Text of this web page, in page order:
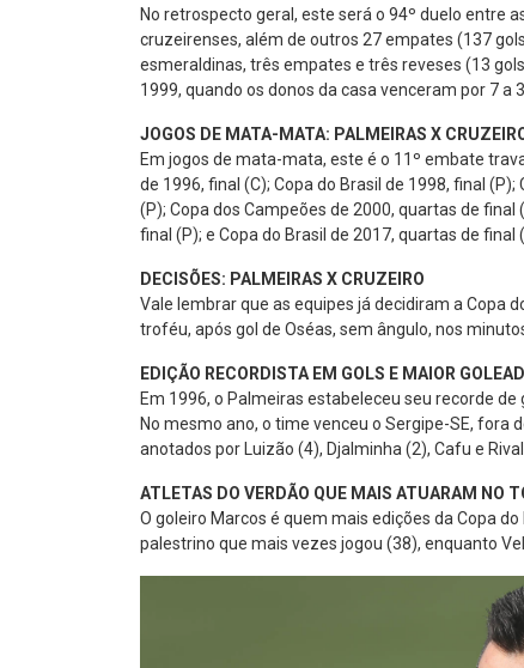
No retrospecto geral, este será o 94º duelo entre
cruzeirenses, além de outros 27 empates (137
esmeraldinas, três empates e três reveses (13
1999, quando os donos da casa venceram por 7 a
JOGOS DE MATA-MATA: PALMEIRAS X
Em jogos de mata-mata, este é o 11º embate
de 1996, final (C); Copa do Brasil de 1998, final
(P); Copa dos Campeões de 2000, quartas de
final (P); e Copa do Brasil de 2017, quartas de final
DECISÕES: PALMEIRAS X CRUZEIRO
Vale lembrar que as equipes já decidiram a Copa
troféu, após gol de Oséas, sem ângulo, nos
EDIÇÃO RECORDISTA EM GOLS E MAIOR
Em 1996, o Palmeiras estabeleceu seu recorde
No mesmo ano, o time venceu o Sergipe-SE,
anotados por Luizão (4), Djalminha (2), Cafu e
ATLETAS DO VERDÃO QUE MAIS ATUARAM NO
O goleiro Marcos é quem mais edições da Copa
palestrino que mais vezes jogou (38), enquanto